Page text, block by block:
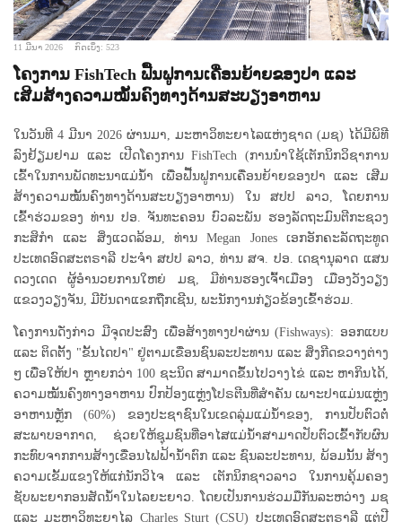
11 ມີນາ 2026 ກົດເບິ່ງ: 523
ໂຄງການ FishTech ຟື້ນຟູການເຄື່ອນຍ້າຍຂອງປາ ແລະ
ເສີມສ້າງຄວາມໝັ້ນຄົງທາງດ້ານສະບຽງອາຫານ
ໃນວັນທີ 4 ມີນາ 2026 ຜ່ານມາ, ມະຫາວິທະຍາໄລແຫ່ງຊາດ (ມຊ) ໄດ້ມີພິທີ
ລົງຢ້ຽມຢາມ ແລະ ເປີດໂຄງການ FishTech (ການນຳໃຊ້ເຕັກນິກວິຊາການ
ເຂົ້າໃນການພັດທະນາແມ່ນ້ຳ ເພື່ອຟື້ນຟູການເຄື່ອນຍ້າຍຂອງປາ ແລະ ເສີມ
ສ້າງຄວາມໝັ້ນຄົງທາງດ້ານສະບຽງອາຫານ) ໃນ ສປປ ລາວ, ໂດຍການ
ເຂົ້າຮ່ວມຂອງ ທ່ານ ປອ. ຈັນທະຄອນ ບົວລະພັນ ຮອງລັດຖະມົນຕີກະຊວງ
ກະສິກຳ ແລະ ສິ່ງແວດລ້ອມ, ທ່ານ Megan Jones ເອກອັກຄະລັດຖະທູດ
ປະເທດອົດສະຕຣາລີ ປະຈຳ ສປປ ລາວ, ທ່ານ ສຈ. ປອ. ເດຊານຸລາດ ແສນ
ດວງເດດ ຜູ້ອຳນວຍການໃຫຍ່ ມຊ, ມີທ່ານຮອງເຈົ້າເມືອງ ເມືອງວັງວຽງ
ແຂວງວຽງຈັນ, ມີບັນດາແຂກຖືກເຊີນ, ພະນັກງານກ່ຽວຂ້ອງເຂົ້າຮ່ວມ.
ໂຄງການດັ່ງກ່າວ ມີຈຸດປະສົງ ເພື່ອສ້າງທາງປາຜ່ານ (Fishways): ອອກແບບ
ແລະ ຕິດຕັ້ງ "ຂັ້ນໄດປາ" ຢູ່ຕາມເຂື່ອນຊົນລະປະທານ ແລະ ສິ່ງກີດຂວາງຕ່າງ
ໆ ເພື່ອໃຫ້ປາ ຫຼາຍກວ່າ 100 ຊະນິດ ສາມາດຂຶ້ນໄປວາງໄຂ່ ແລະ ຫາກິນໄດ້,
ຄວາມໝັ້ນຄົງທາງອາຫານ ປົກປ້ອງແຫຼ່ງໂປຣຕີນທີ່ສຳຄັນ ເພາະປາແມ່ນແຫຼ່ງ
ອາຫານຫຼັກ (60%) ຂອງປະຊາຊົນໃນເຂດລຸ່ມແມ່ນ້ຳຂອງ, ການປັບຕົວຕໍ່
ສະພາບອາກາດ, ຊ່ວຍໃຫ້ຊຸມຊົນທີ່ອາໄສແມ່ນ້ຳສາມາດປັບຕົວເຂົ້າກັບຜົນ
ກະທົບຈາກການສ້າງເຂື່ອນໄຟຟ້ານ້ຳຕົກ ແລະ ຊົນລະປະທານ, ພ້ອມນັ້ນ ສ້າງ
ຄວາມເຂັ້ມແຂງໃຫ້ແກ່ນັກວິໄຈ ແລະ ເຕັກນິກຊາວລາວ ໃນການຄຸ້ມຄອງ
ຊັບພະຍາກອນສັດນ້ຳໃນໄລຍະຍາວ. ໂດຍເປັນການຮ່ວມມືກັນລະຫວ່າງ ມຊ
ແລະ ມະຫາວິທະຍາໄລ Charles Sturt (CSU) ປະເທດອົດສະຕຣາລີ ແຕ່ປີ